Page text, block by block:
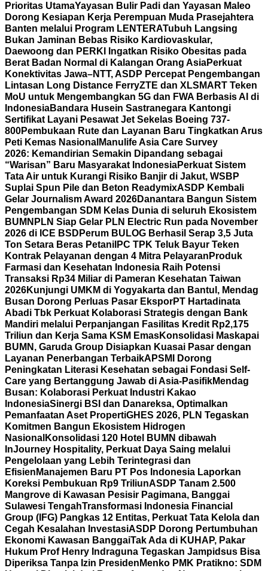
Prioritas UtamaYayasan Bulir Padi dan Yayasan Maleo
Dorong Kesiapan Kerja Perempuan Muda Prasejahtera
Banten melalui Program LENTERATubuh Langsing
Bukan Jaminan Bebas Risiko Kardiovaskular,
Daewoong dan PERKI Ingatkan Risiko Obesitas pada
Berat Badan Normal di Kalangan Orang AsiaPerkuat
Konektivitas Jawa–NTT, ASDP Percepat Pengembangan
Lintasan Long Distance FerryZTE dan XLSMART Teken
MoU untuk Mengembangkan 5G dan FWA Berbasis AI di
IndonesiaBandara Husein Sastranegara Kantongi
Sertifikat Layani Pesawat Jet Sekelas Boeing 737-
800Pembukaan Rute dan Layanan Baru Tingkatkan Arus
Peti Kemas Nasional Manulife Asia Care Survey
2026: Kemandirian Semakin Dipandang sebagai
“Warisan” Baru Masyarakat IndonesiaPerkuat Sistem
Tata Air untuk Kurangi Risiko Banjir di Jakut, WSBP
Suplai Spun Pile dan Beton ReadymixASDP Kembali
Gelar Journalism Award 2026Danantara Bangun Sistem
Pengembangan SDM Kelas Dunia di seluruh Ekosistem
BUMN PLN Siap Gelar PLN Electric Run pada November
2026 di ICE BSD Perum BULOG Berhasil Serap 3,5 Juta
Ton Setara Beras Petani IPC TPK Teluk Bayur Teken
Kontrak Pelayanan dengan 4 Mitra Pelayaran Produk
Farmasi dan Kesehatan Indonesia Raih Potensi
Transaksi Rp34 Miliar di Pameran Kesehatan Taiwan
2026Kunjungi UMKM di Yogyakarta dan Bantul, Mendag
Busan Dorong Perluas Pasar EksporPT Hartadinata
Abadi Tbk Perkuat Kolaborasi Strategis dengan Bank
Mandiri melalui Perpanjangan Fasilitas Kredit Rp2,175
Triliun dan Kerja Sama KSM EmasKonsolidasi Maskapai
BUMN, Garuda Group Disiapkan Kuasai Pasar dengan
Layanan Penerbangan TerbaikAPSMI Dorong
Peningkatan Literasi Kesehatan sebagai Fondasi Self-
Care yang Bertanggung Jawab di Asia-PasifikMendag
Busan: Kolaborasi Perkuat Industri Kakao
IndonesiaSinergi BSI dan Danareksa, Optimalkan
Pemanfaatan Aset PropertiGHES 2026, PLN Tegaskan
Komitmen Bangun Ekosistem Hidrogen
Nasional Konsolidasi 120 Hotel BUMN dibawah
InJourney Hospitality, Perkuat Daya Saing melalui
Pengelolaan yang Lebih Terintegrasi dan
Efisien Manajemen Baru PT Pos Indonesia Laporkan
Koreksi Pembukuan Rp9 TriliunASDP Tanam 2.500
Mangrove di Kawasan Pesisir Pagimana, Banggai
Sulawesi TengahTransformasi Indonesia Financial
Group (IFG) Pangkas 12 Entitas, Perkuat Tata Kelola dan
Cegah Kesalahan InvestasiASDP Dorong Pertumbuhan
Ekonomi Kawasan BanggaiTak Ada di KUHAP, Pakar
Hukum Prof Henry Indraguna Tegaskan Jampidsus Bisa
Diperiksa Tanpa Izin Presiden Menko PMK Pratikno: SDM